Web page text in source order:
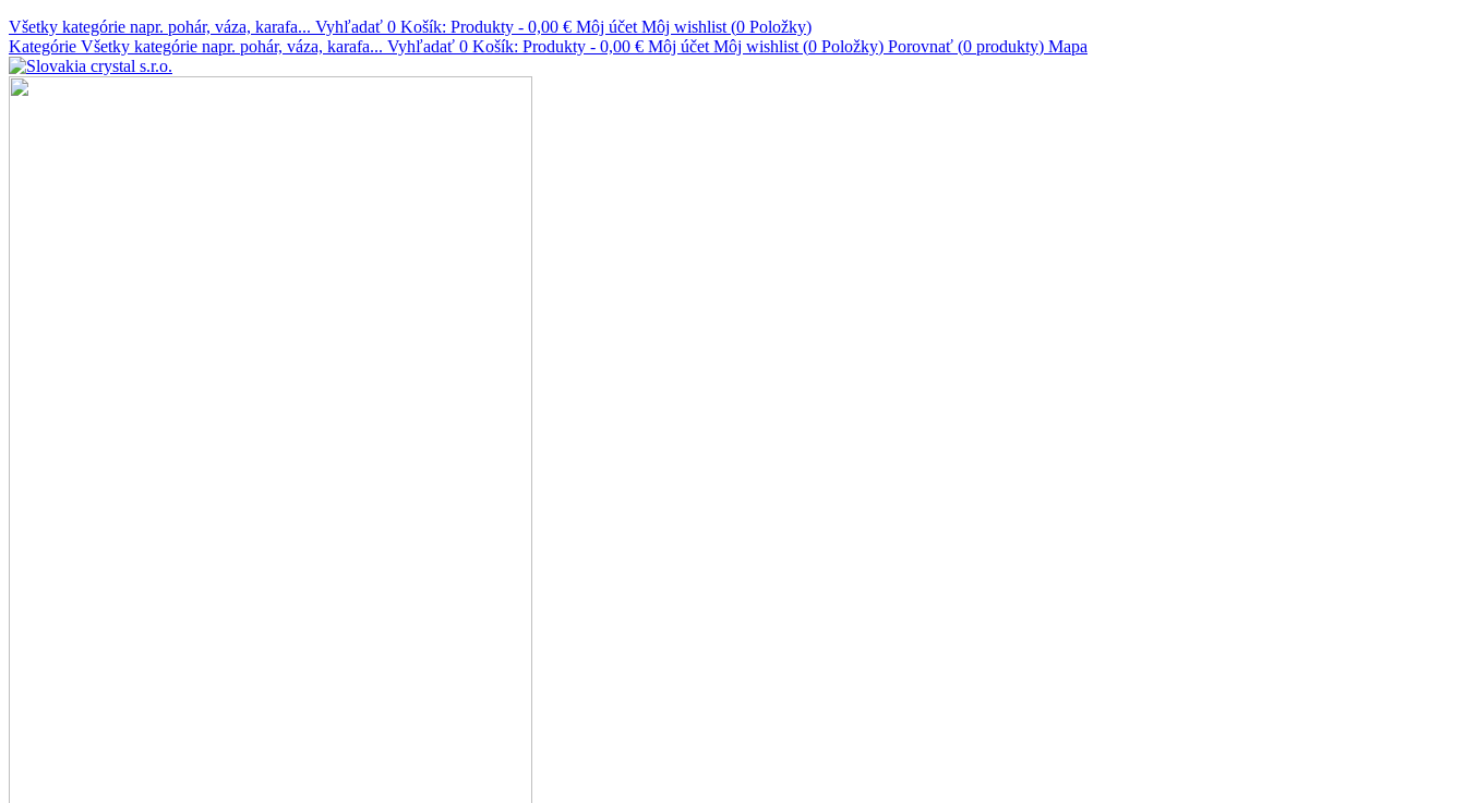
Všetky kategórie napr. pohár, váza, karafa... Vyhľadať 0 Košík: Produkty - 0,00 € Môj účet Môj wishlist (0 Položky)
Kategórie Všetky kategórie napr. pohár, váza, karafa... Vyhľadať 0 Košík: Produkty - 0,00 € Môj účet Môj wishlist (0 Položky) Porovnať (0 produkty) Mapa